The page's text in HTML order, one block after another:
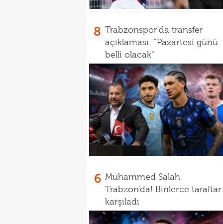
8 Trabzonspor'da transfer
açıklaması: "Pazartesi günü
belli olacak"
6 Muhammed Salah
Trabzon'da! Binlerce taraftar
karşıladı